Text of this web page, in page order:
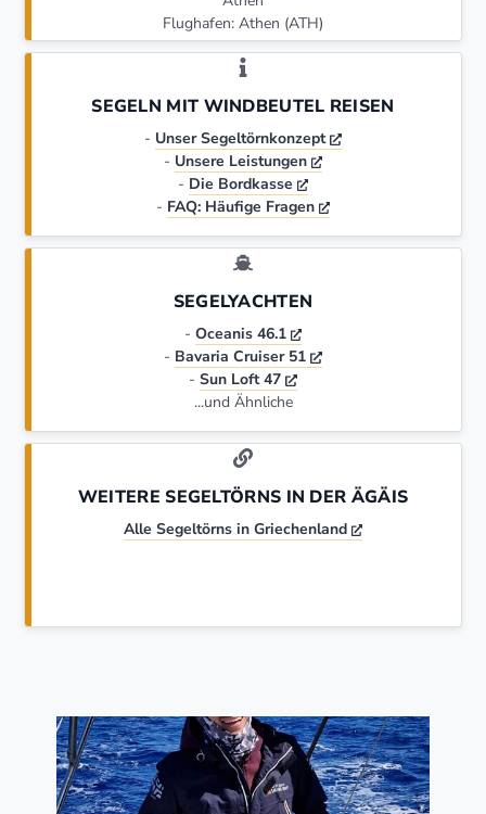
Flughafen: Athen (ATH)
SEGELN MIT WINDBEUTEL REISEN
- Unser Segeltörnkonzept
- Unsere Leistungen
- Die Bordkasse
- FAQ: Häufige Fragen
SEGELYACHTEN
- Oceanis 46.1
- Bavaria Cruiser 51
-Sun Loft 47
...und Ähnliche
WEITERE SEGELTÖRNS IN DER ÄGÄIS
Alle Segeltörns in Griechenland